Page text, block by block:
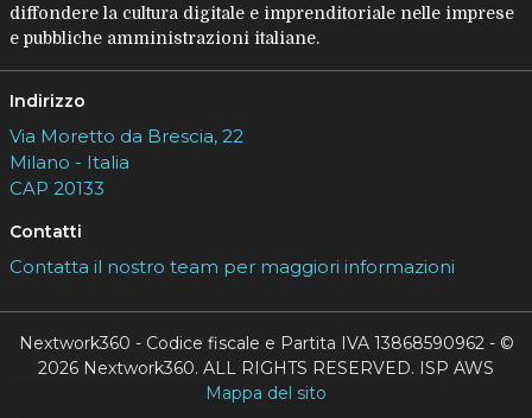
diffondere la cultura digitale e imprenditoriale nelle imprese
e pubbliche amministrazioni italiane.
Indirizzo
Via Moretto da Brescia, 22
Milano - Italia
CAP 20133
Contatti
Contatta il nostro team per maggiori informazioni
Nextwork360 - Codice fiscale e Partita IVA 13868590962 - ©
2026 Nextwork360. ALL RIGHTS RESERVED. ISP AWS
Mappa del sito